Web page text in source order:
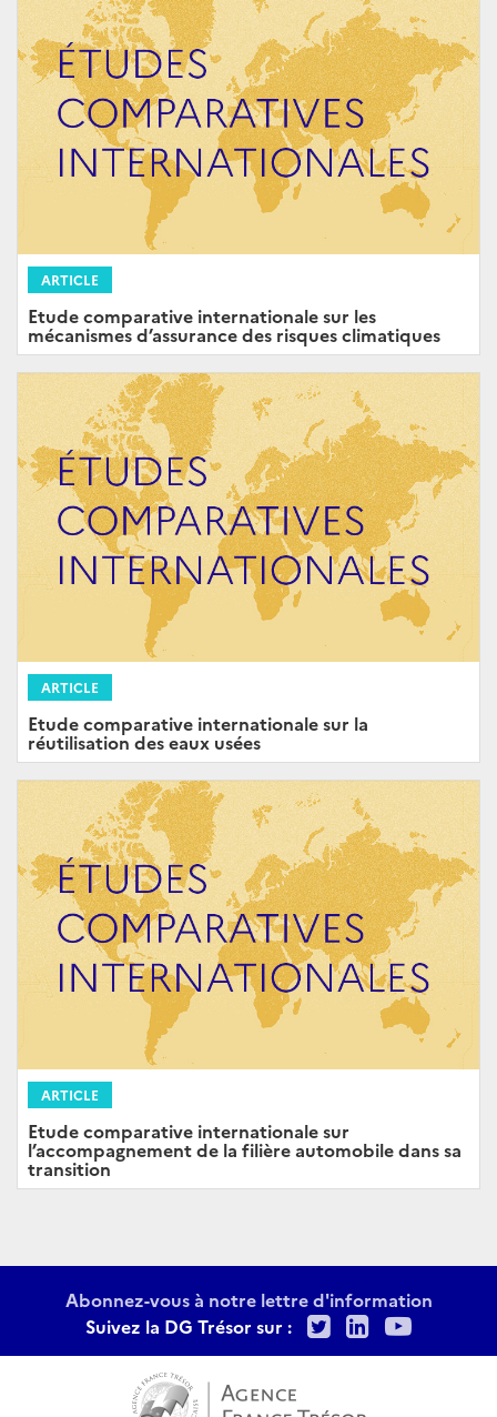
ARTICLE
Etude comparative internationale sur les
mécanismes d’assurance des risques climatiques
ARTICLE
Etude comparative internationale sur la
réutilisation des eaux usées
ARTICLE
Etude comparative internationale sur
l’accompagnement de la filière automobile dans sa
transition
Abonnez-vous à notre lettre d'information
Suivez la DG Trésor sur :
TwitterLinkedIn